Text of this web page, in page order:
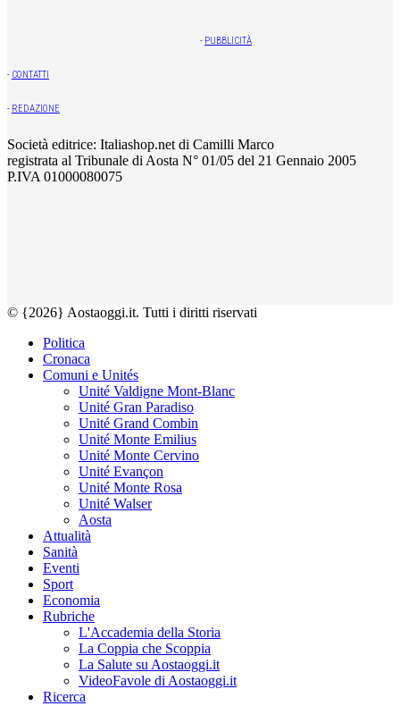
- PUBBLICITÀ
- CONTATTI
- REDAZIONE
Società editrice: Italiashop.net di Camilli Marco
registrata al Tribunale di Aosta N° 01/05 del 21 Gennaio 2005
P.IVA 01000080075
© {2026} Aostaoggi.it. Tutti i diritti riservati
Politica
Cronaca
Comuni e Unités
Unité Valdigne Mont-Blanc
Unité Gran Paradiso
Unité Grand Combin
Unité Monte Emilius
Unité Monte Cervino
Unité Evançon
Unité Monte Rosa
Unité Walser
Aosta
Attualità
Sanità
Eventi
Sport
Economia
Rubriche
L'Accademia della Storia
La Coppia che Scoppia
La Salute su Aostaoggi.it
VideoFavole di Aostaoggi.it
Ricerca